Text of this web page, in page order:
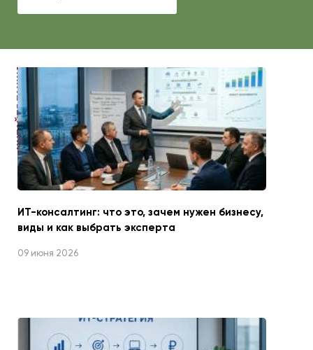
ЧИТАЙТЕ ТАКЖЕ
ИТ-консалтинг: что это, зачем нужен бизнесу,
виды и как выбрать эксперта
09 июня 2026